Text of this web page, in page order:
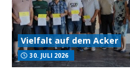
Vielfalt auf dem Acker
30. JULI 2026